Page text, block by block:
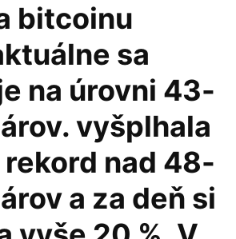
bitcoinu
sa
na úrovni 43-
vyšplhala
rekord nad 48-
a za deň si